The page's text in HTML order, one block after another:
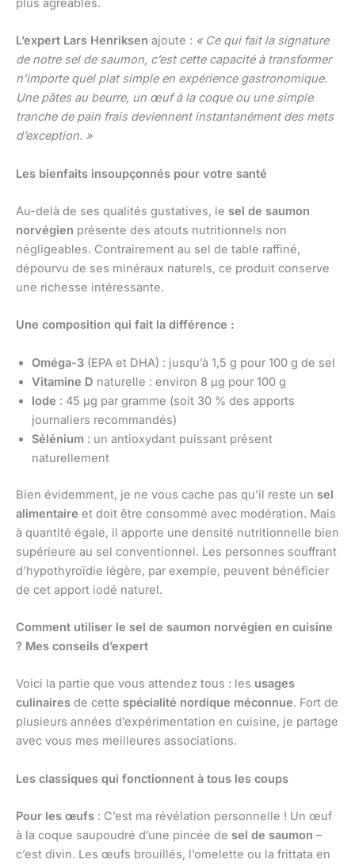
plus agréables.
L’expert Lars Henriksen ajoute : « Ce qui fait la signature
de notre sel de saumon, c’est cette capacité à transformer
n’importe quel plat simple en expérience gastronomique.
Une pâtes au beurre, un œuf à la coque ou une simple
tranche de pain frais deviennent instantanément des mets
d’exception. »
Les bienfaits insoupçonnés pour votre santé
Au-delà de ses qualités gustatives, le sel de saumon
norvégien présente des atouts nutritionnels non
négligeables. Contrairement au sel de table raffiné,
dépourvu de ses minéraux naturels, ce produit conserve
une richesse intéressante.
Une composition qui fait la différence :
Oméga-3 (EPA et DHA) : jusqu’à 1,5 g pour 100 g de sel
Vitamine D naturelle : environ 8 µg pour 100 g
Iode : 45 µg par gramme (soit 30 % des apports
journaliers recommandés)
Sélénium : un antioxydant puissant présent
naturellement
Bien évidemment, je ne vous cache pas qu’il reste un sel
alimentaire et doit être consommé avec modération. Mais
à quantité égale, il apporte une densité nutritionnelle bien
supérieure au sel conventionnel. Les personnes souffrant
d’hypothyroïdie légère, par exemple, peuvent bénéficier
de cet apport iodé naturel.
Comment utiliser le sel de saumon norvégien en cuisine
? Mes conseils d’expert
Voici la partie que vous attendez tous : les usages
culinaires de cette spécialité nordique méconnue. Fort de
plusieurs années d’expérimentation en cuisine, je partage
avec vous mes meilleures associations.
Les classiques qui fonctionnent à tous les coups
Pour les œufs : C’est ma révélation personnelle ! Un œuf
à la coque saupoudré d’une pincée de sel de saumon –
c’est divin. Les œufs brouillés, l’omelette ou la frittata en